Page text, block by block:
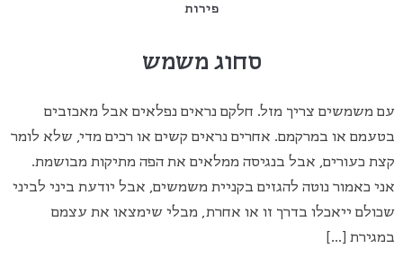
פירות
סחוג משמש
עם משמשים צריך מזל. חלקם נראים נפלאים אבל מאכזבים
בטעמם או במרקמם. אחרים נראים קשים או רכים מדי, שלא לומר
קצת כעורים, אבל בנגיסה ממלאים את הפה מתיקות מבושמת.
אני כאמור נוטה להגזים בקניית משמשים, אבל יודעת ביני לביני
שכולם ייאכלו בדרך זו או אחרת, מבלי שימצאו את עצמם
במגירת […]